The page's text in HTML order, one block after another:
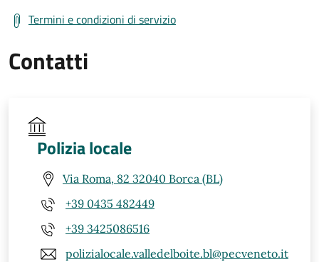
Termini e condizioni di servizio
Contatti
Polizia locale
Via Roma, 82 32040 Borca (BL)
+39 0435 482449
+39 3425086516
polizialocale.valledelboite.bl@pecveneto.it